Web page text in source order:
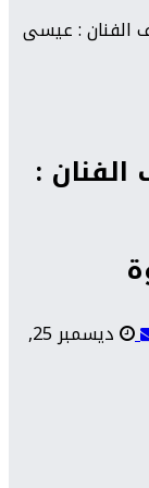
الفنان : عيسى
:
ديسمبر 25,